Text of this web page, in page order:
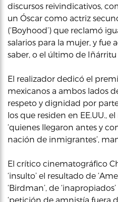
discursos reivindicativos,
un Óscar como actriz
(‘Boyhood’) que reclamó
salarios para la mujer, y fue
saber, o el último de
El realizador dedicó el
mexicanos a ambos lados
respeto y dignidad por
los que residen en EE.UU.,
‘quienes llegaron antes y
nación de inmigrantes’,
El crítico cinematográfico
‘insulto’ el resultado de
‘Birdman’, de
‘petición de amnistía fuera